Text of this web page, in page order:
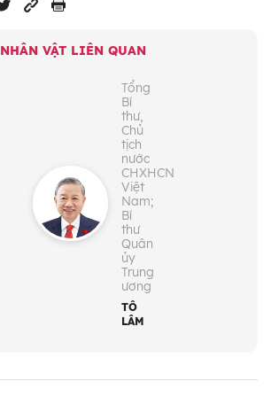
NHÂN VẬT LIÊN QUAN
Tổng
Bí
thư,
Chủ
tịch
nước
CHXHCN
Việt
Nam;
Bí
thư
Quân
ủy
Trung
ương
TÔ
LÂM